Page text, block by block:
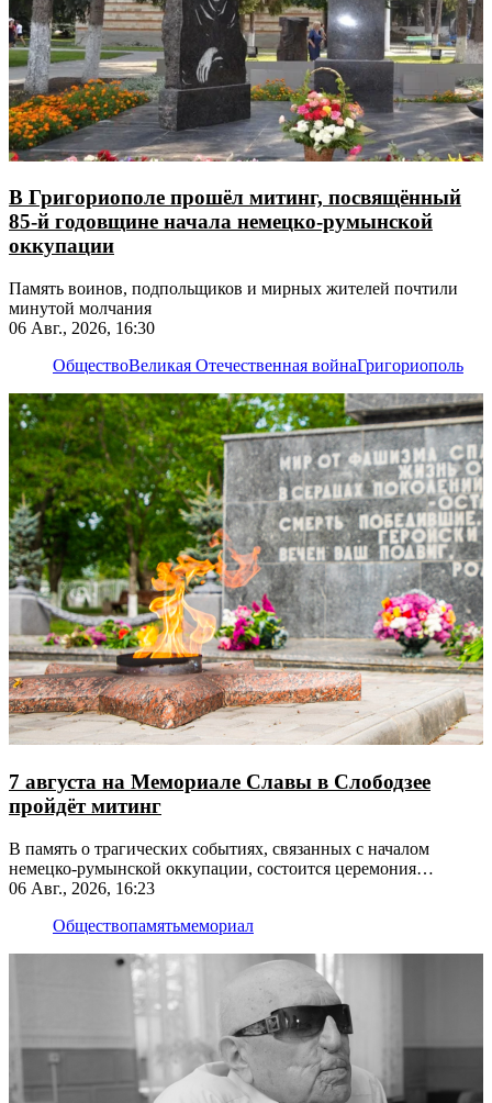
В Григориополе прошёл митинг, посвящённый
85-й годовщине начала немецко-румынской
оккупации
Память воинов, подпольщиков и мирных жителей почтили
минутой молчания
06 Авг., 2026, 16:30
ОбществоВеликая Отечественная войнаГригориополь
7 августа на Мемориале Славы в Слободзее
пройдёт митинг
В память о трагических событиях, связанных с началом
немецко-румынской оккупации, состоится церемония
возложения цветов
06 Авг., 2026, 16:23
Обществопамятьмемориал